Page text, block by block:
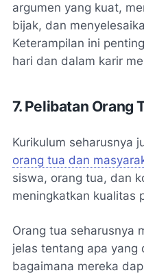
argumen yang kuat,
bijak, dan
Keterampilan ini
hari dan dalam karir
7. Pelibatan Orang
Kurikulum seharusnya
orang tua dan
siswa, orang tua, dan
meningkatkan kualitas
Orang tua seharusnya
jelas tentang apa yang
bagaimana mereka